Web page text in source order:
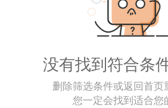
没有找到符合条
删除筛选条件或返回首页
您一定会找到适合您